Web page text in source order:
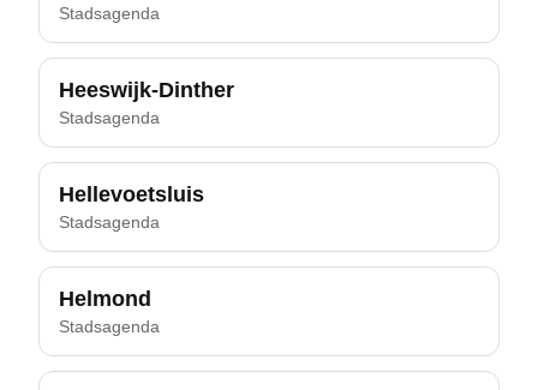
Stadsagenda
Heeswijk-Dinther
Stadsagenda
Hellevoetsluis
Stadsagenda
Helmond
Stadsagenda